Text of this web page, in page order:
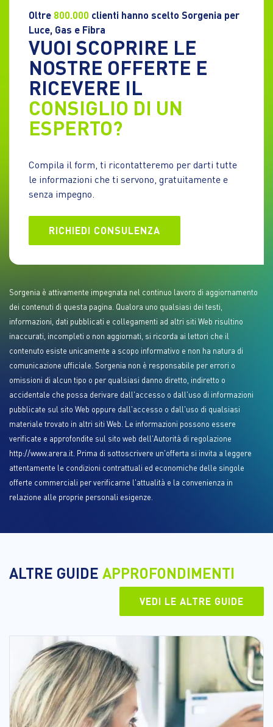
Oltre 800.000 clienti hanno scelto Sorgenia per
Luce, Gas e Fibra
VUOI SCOPRIRE LE
NOSTRE OFFERTE E
RICEVERE IL
CONSIGLIO DI UN
ESPERTO?
Compila il form, ti ricontatteremo per darti tutte
le informazioni che ti servono, gratuitamente e
senza impegno.
RICHIEDI CONSULENZA
Sorgenia è attivamente impegnata nel continuo lavoro di aggiornamento
dei contenuti di questa pagina. Qualora uno qualsiasi dei testi,
informazioni, dati pubblicati e collegamenti ad altri siti Web risultino
inaccurati, incompleti o non aggiornati, si ricorda ai lettori che il
contenuto esiste unicamente a scopo informativo e non ha natura di
comunicazione ufficiale. Sorgenia non è responsabile per errori o
omissioni di alcun tipo o per qualsiasi danno diretto, indiretto o
accidentale che possa derivare dall'accesso o dall'uso di informazioni
pubblicate sul sito Web oppure dall'accesso o dall'uso di qualsiasi
materiale trovato in altri siti Web. Le informazioni possono essere
verificate e approfondite sul sito web dell'Autorità di regolazione
http://www.arera.it. Prima di sottoscrivere un'offerta si invita a leggere
attentamente le condizioni contrattuali ed economiche delle singole
offerte commerciali per verificarne l'attualità e la convenienza in
relazione alle proprie personali esigenze.
ALTRE GUIDE APPROFONDIMENTI
VEDI LE ALTRE GUIDE